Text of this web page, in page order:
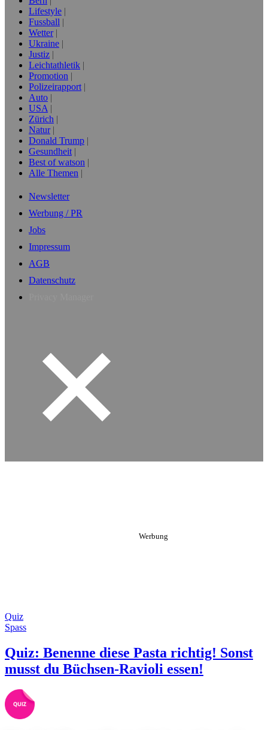
Lifestyle
Fussball
Wetter
Ukraine
Justiz
Leichtathletik
Promotion
Polizeirapport
Auto
USA
Zürich
Natur
Donald Trump
Gesundheit
Best of watson
Alle Themen
Newsletter
Werbung / PR
Jobs
Impressum
AGB
Datenschutz
Quiz
Spass
Quiz: Benenne diese Pasta richtig! Sonst
musst du Büchsen-Ravioli essen!